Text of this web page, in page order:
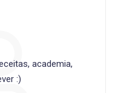
academia,
:)